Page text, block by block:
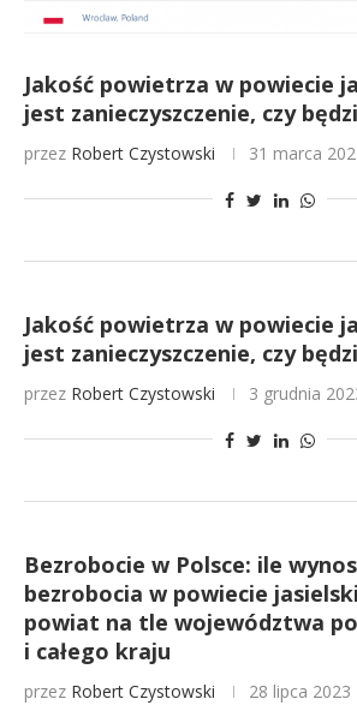
Jakość powietrza w powiecie
jest zanieczyszczenie, czy
przez Robert Czystowski 31 marca
Jakość powietrza w powiecie
jest zanieczyszczenie, czy
przez Robert Czystowski 3 grudnia
Bezrobocie w Polsce: ile
bezrobocia w powiecie
powiat na tle województwa
i całego kraju
przez Robert Czystowski 28 lipca 2023